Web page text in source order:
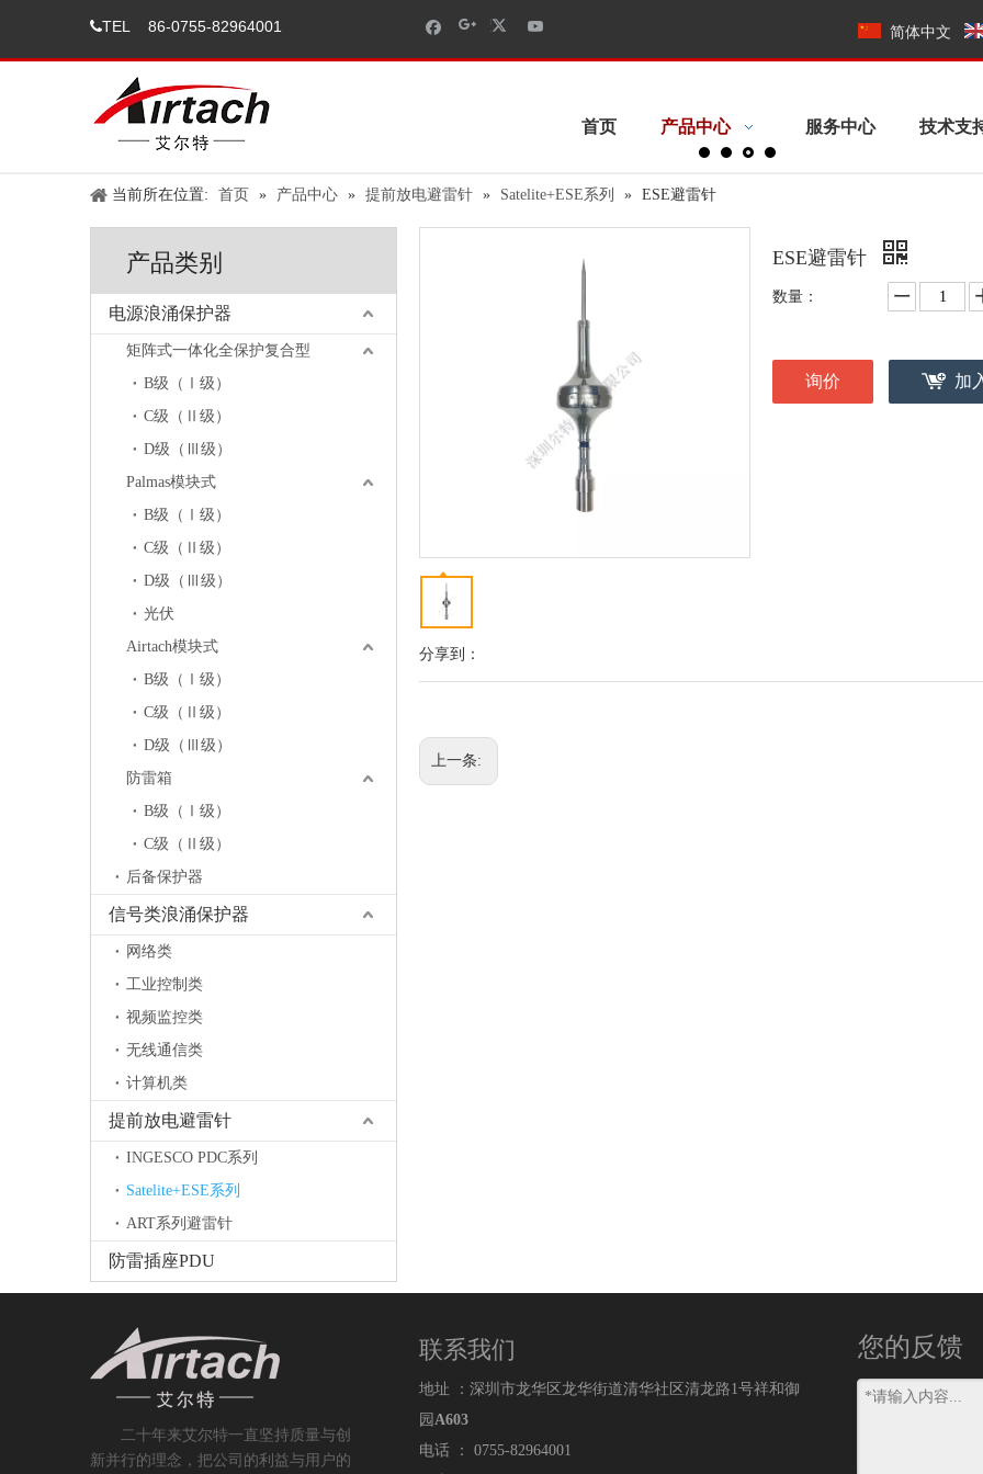
TEL 86-0755-82964001 简体中文
首页 产品中心 服务中心 技术支
当前所在位置: 首页 » 产品中心 » 提前放电避雷针 » Satelite+ESE系列 » ESE避雷针
产品类别
电源浪涌保护器
矩阵式一体化全保护复合型
B级（Ⅰ级）
C级（Ⅱ级）
D级（Ⅲ级）
Palmas模块式
B级（Ⅰ级）
C级（Ⅱ级）
D级（Ⅲ级）
光伏
Airtach模块式
B级（Ⅰ级）
C级（Ⅱ级）
D级（Ⅲ级）
防雷箱
B级（Ⅰ级）
C级（Ⅱ级）
后备保护器
信号类浪涌保护器
网络类
工业控制类
视频监控类
无线通信类
计算机类
提前放电避雷针
INGESCO PDC系列
Satelite+ESE系列
ART系列避雷针
防雷插座PDU
分享到：
ESE避雷针
数量：
询价 加
上一条:
二十年来艾尔特一直坚持 质量与创
新并行的理念，把公司的利益与用户的
联系我们
地址 ：深圳市龙华区龙华街道清华社区清龙路1号祥和御
园 A603
电话 ： 0755-82964001
您的反馈